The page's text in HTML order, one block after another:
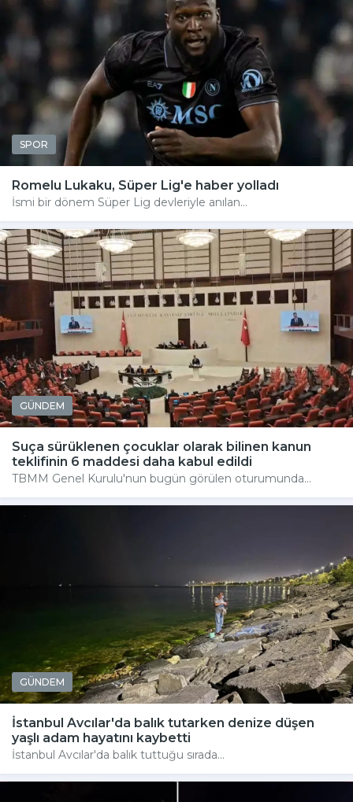
SPOR
Romelu Lukaku, Süper Lig'e haber yolladı
İsmi bir dönem Süper Lig devleriyle anılan...
GÜNDEM
Suça sürüklenen çocuklar olarak bilinen kanun
teklifinin 6 maddesi daha kabul edildi
TBMM Genel Kurulu'nun bugün görülen oturumunda...
GÜNDEM
İstanbul Avcılar'da balık tutarken denize düşen
yaşlı adam hayatını kaybetti
İstanbul Avcılar'da balık tuttuğu sırada...